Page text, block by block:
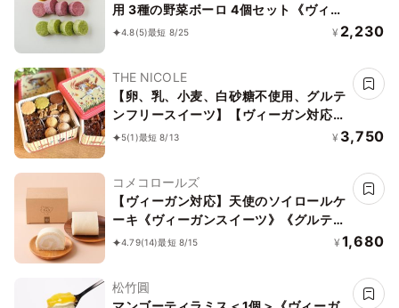
用 3種の野菜ボーロ 4個セット《ヴィー
ガンスイーツ》《グルテンフリー》《ア
4.8(5)最短 8/25 ¥ 2,230
THE NICOLE
【卵、乳、小麦、白砂糖不使用、グルテ
ンフリースイーツ】【ヴィーガン対応】
白馬にのって駆け巡ろう ボタニカルサ
5(1)最短 8/13 ¥ 3,750
コメコロールズ
【ヴィーガン対応】天使のソイロールケ
ーキ《ヴィーガンスイーツ》《グルテン
フリー》
4.79(14)最短 8/15 ¥ 1,680
松竹圓